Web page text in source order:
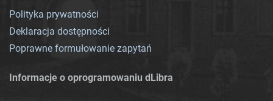
Polityka prywatności
Deklaracja dostępności
Poprawne formułowanie zapytań
Informacje o oprogramowaniu dLibra